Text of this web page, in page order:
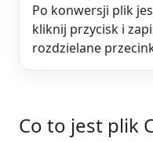
Po konwersji plik
kliknij przycisk i
rozdzielane
Co to jest plik